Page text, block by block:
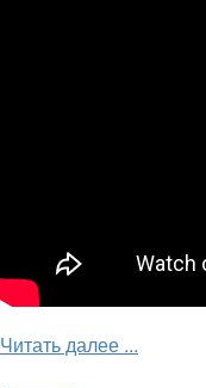
Читать далее ...